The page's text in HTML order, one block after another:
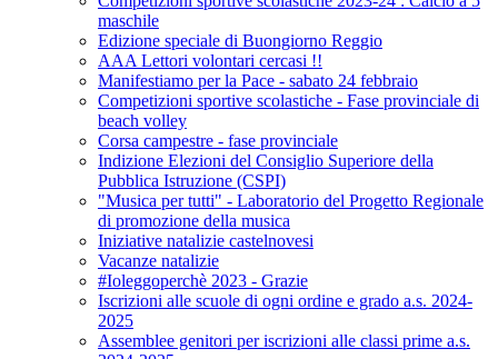
maschile
Edizione speciale di Buongiorno Reggio
AAA Lettori volontari cercasi !!
Manifestiamo per la Pace - sabato 24 febbraio
Competizioni sportive scolastiche - Fase provinciale di
beach volley
Corsa campestre - fase provinciale
Indizione Elezioni del Consiglio Superiore della
Pubblica Istruzione (CSPI)
"Musica per tutti" - Laboratorio del Progetto Regionale
di promozione della musica
Iniziative natalizie castelnovesi
Vacanze natalizie
#Ioleggoperchè 2023 - Grazie
Iscrizioni alle scuole di ogni ordine e grado a.s. 2024-
2025
Assemblee genitori per iscrizioni alle classi prime a.s.